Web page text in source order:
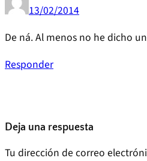
13/02/2014
De ná. Al menos no he dicho
Responder
Deja una respuesta
Tu dirección de correo